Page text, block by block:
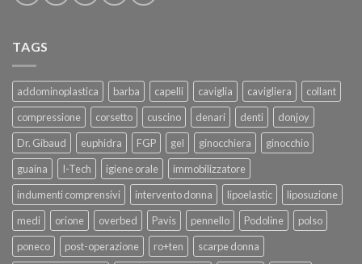
TAGS
addominoplastica barba capelli caviglia cavigliera
collant
compressione
corsetto cuscino denari denti
donjoy
Dr. Gibaud
euphidra FGP gel ginocchiera
ginocchio
guaina
I-Tech igiene orale
immobilizzatore
indumenti comprensivi
intervento donna lipoelastic
liposuzione
medi
orione overbed Pavis pennello Podoline
polso
poneco
post-operazione ro+ten
scarpe donna